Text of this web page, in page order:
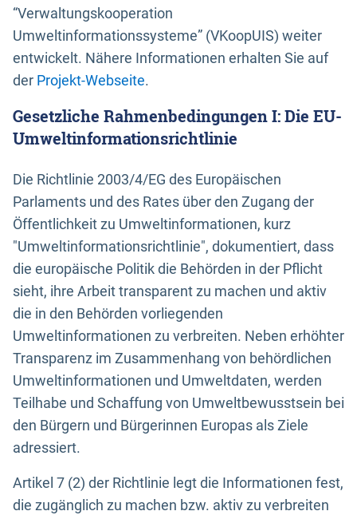
“Verwaltungskooperation
Umweltinformationssysteme” (VKoopUIS) weiter
entwickelt. Nähere Informationen erhalten Sie auf
der Projekt-Webseite.
Gesetzliche Rahmenbedingungen I: Die EU-
Umweltinformationsrichtlinie
Die Richtlinie 2003/4/EG des Europäischen
Parlaments und des Rates über den Zugang der
Öffentlichkeit zu Umweltinformationen, kurz
"Umweltinformationsrichtlinie", dokumentiert, dass
die europäische Politik die Behörden in der Pflicht
sieht, ihre Arbeit transparent zu machen und aktiv
die in den Behörden vorliegenden
Umweltinformationen zu verbreiten. Neben erhöhter
Transparenz im Zusammenhang von behördlichen
Umweltinformationen und Umweltdaten, werden
Teilhabe und Schaffung von Umweltbewusstsein bei
den Bürgern und Bürgerinnen Europas als Ziele
adressiert.
Artikel 7 (2) der Richtlinie legt die Informationen fest,
die zugänglich zu machen bzw. aktiv zu verbreiten